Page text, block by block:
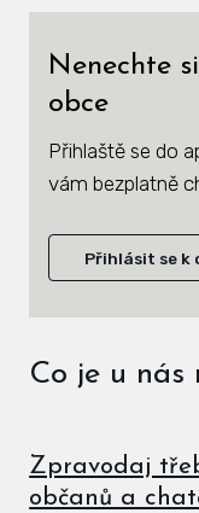
Nenechte
obce
Přihlaště se do
vám bezplatně
Přihlásit se k
Co je u nás
Zpravodaj
občanů a